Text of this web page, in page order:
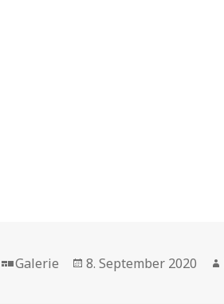
Format
Galerie
Veröffentlicht
8. September 2020